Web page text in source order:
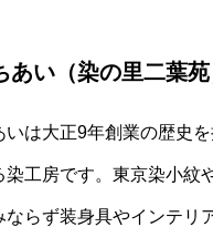
あい（染の里二葉
いは大正9年創業の歴史
染工房です。東京染小紋
ならず装身具やインテリ